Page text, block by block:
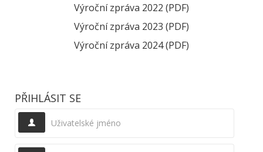
Výroční zpráva 2022 (PDF)
Výroční zpráva 2023 (PDF)
Výroční zpráva 2024 (PDF)
PŘIHLÁSIT SE
Uživatelské jméno